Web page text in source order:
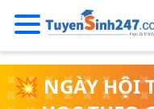
💥 NGÀY HỘI